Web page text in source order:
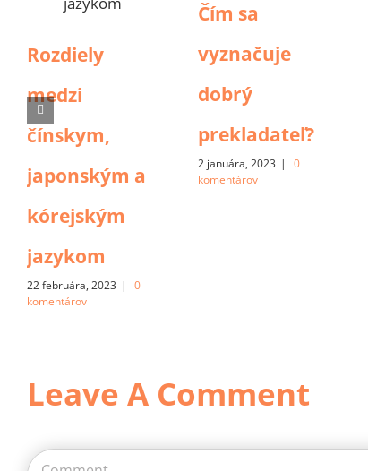
Rozdiely
medzi
čínskym,
japonským a
kórejským
jazykom
22 februára, 2023 |
0
komentárov
Čím sa
vyznačuje
dobrý
prekladateľ?
2 januára, 2023 |
0
komentárov
Leave A Comment
Comment